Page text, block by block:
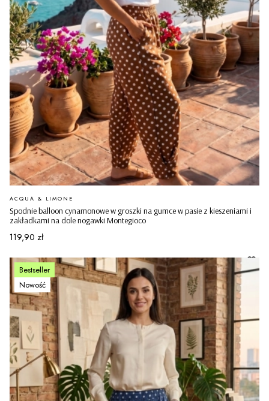
Spodnie balloon cynamonowe w groszki na gumce w pasie z kieszeniami i
zakładkami na dole nogawki Montegioco
PRODUCENT
ACQUA & LIMONE
Cena
119,90 zł
Bestseller
Nowość